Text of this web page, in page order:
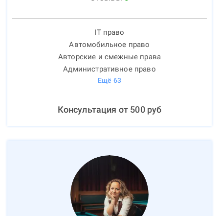
IT право
Автомобильное право
Авторские и смежные права
Административное право
Ещё 63
Консультация от 500руб